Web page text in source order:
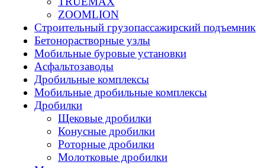
ZOOMLION
Строительный грузопассажирский подъемник
Бетонорастворные узлы
Мобильные буровые установки
Асфальтозаводы
Дробильные комплексы
Мобильные дробильные комплексы
Дробилки
Щековые дробилки
Конусные дробилки
Роторные дробилки
Молотковые дробилки